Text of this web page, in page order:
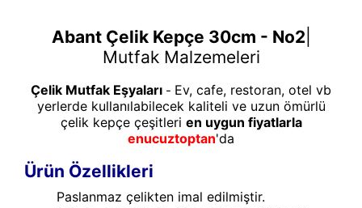
Abant Çelik Kepçe 30cm - No2|
Mutfak Malzemeleri
Çelik Mutfak Eşyaları - Ev, cafe, restoran, otel vb
yerlerde kullanılabilecek kaliteli ve uzun ömürlü
çelik kepçe çeşitleri en uygun fiyatlarla
enucuztoptan'da
Ürün Özellikleri
Paslanmaz çelikten imal edilmiştir.